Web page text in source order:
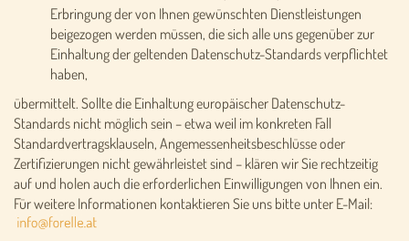
Erbringung der von Ihnen gewünschten Dienstleistungen
beigezogen werden müssen, die sich alle uns gegenüber zur
Einhaltung der geltenden Datenschutz-Standards verpflichtet
haben,
übermittelt. Sollte die Einhaltung europäischer Datenschutz-
Standards nicht möglich sein – etwa weil im konkreten Fall
Standardvertragsklauseln, Angemessenheitsbeschlüsse oder
Zertifizierungen nicht gewährleistet sind – klären wir Sie rechtzeitig
auf und holen auch die erforderlichen Einwilligungen von Ihnen ein.
Für weitere Informationen kontaktieren Sie uns bitte unter E-Mail: